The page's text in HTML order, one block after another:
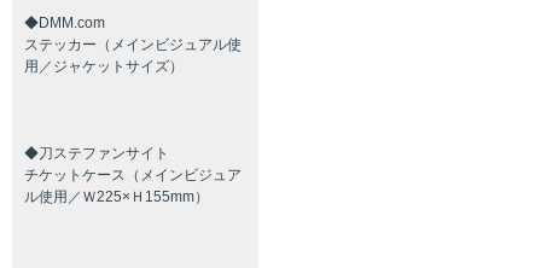
◆DMM.com
ステッカー（メインビジュアル使
用／ジャケットサイズ）
◆刀ステファンサイト
チケットケース（メインビジュア
ル使用／Ｗ225×Ｈ155mm）